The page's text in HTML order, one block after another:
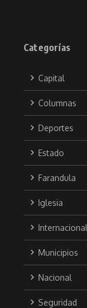
Categorías
Capital
Columnas
Deportes
Estado
Farandula
Iglesia
Internacional
Municipios
Nacional
Seguridad